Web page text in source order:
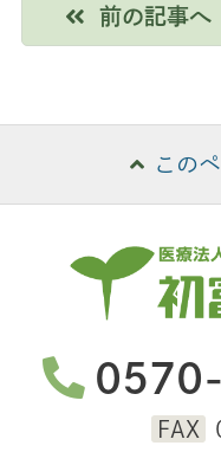
前の記事へ
この
FAX